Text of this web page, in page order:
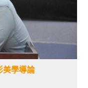
美學導論